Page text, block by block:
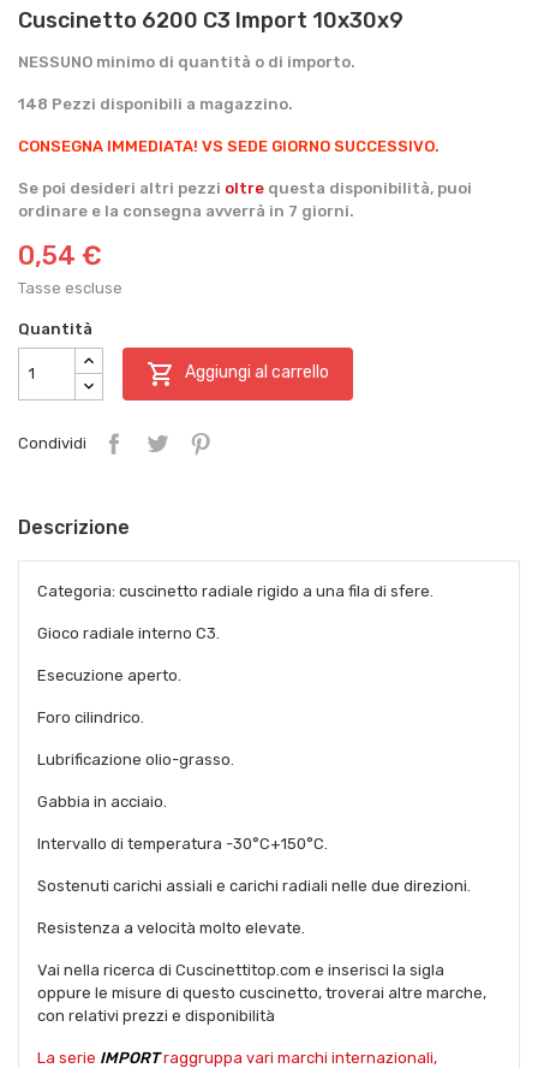
Cuscinetto 6200 C3 Import 10x30x9
NESSUNO minimo di quantità o di importo.
148 Pezzi disponibili a magazzino.
CONSEGNA IMMEDIATA! VS SEDE GIORNO SUCCESSIVO.
Se poi desideri altri pezzi oltre questa disponibilità, puoi
ordinare e la consegna avverrà in 7 giorni.
0,54 €
Tasse escluse
Quantità
 Aggiungi al carrello
Condividi
Descrizione
Categoria: cuscinetto radiale rigido a una fila di sfere.
Gioco radiale interno C3.
Esecuzione aperto.
Foro cilindrico.
Lubrificazione olio-grasso.
Gabbia in acciaio.
Intervallo di temperatura -30°C+150°C.
Sostenuti carichi assiali e carichi radiali nelle due direzioni.
Resistenza a velocità molto elevate.
Vai nella ricerca di Cuscinettitop.com e inserisci la sigla
oppure le misure di questo cuscinetto, troverai altre marche,
con relativi prezzi e disponibilità
La serie IMPORTraggruppa vari marchi internazionali,